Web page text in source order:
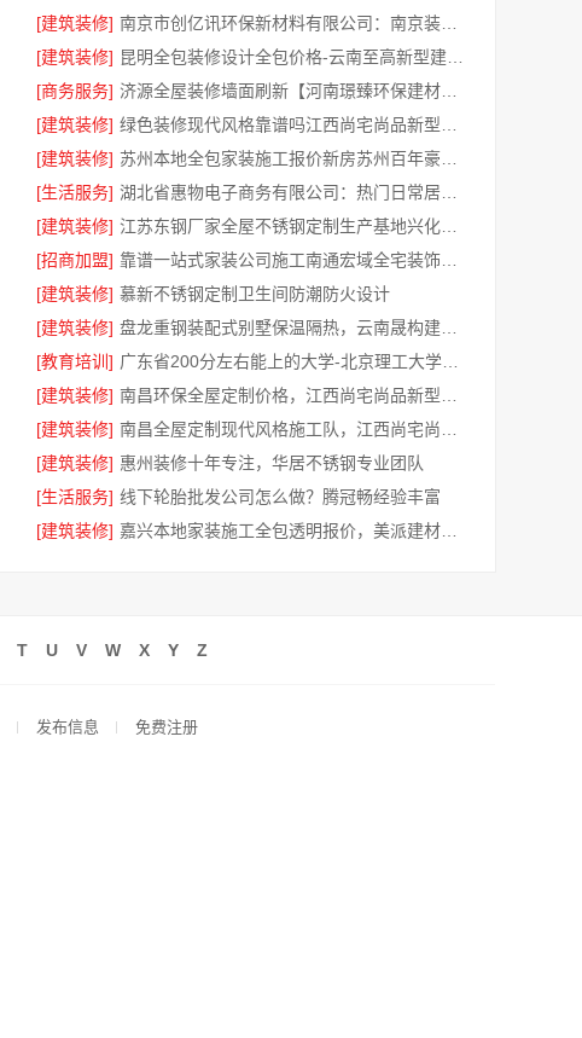
[建筑装修]
[建筑装修]
[商务服务]
[建筑装修]
[建筑装修]
[生活服务]
[建筑装修]
[招商加盟]
[建筑装修] 慕新不锈钢定制卫生间防潮防火设计
[建筑装修]
[教育培训]
[建筑装修]
[建筑装修]
[建筑装修] 惠州装修十年专注，华居不锈钢专业团队
[生活服务] 线下轮胎批发公司怎么做？腾冠畅经验丰富
[建筑装修]
T U V W X Y Z
发布信息 免费注册